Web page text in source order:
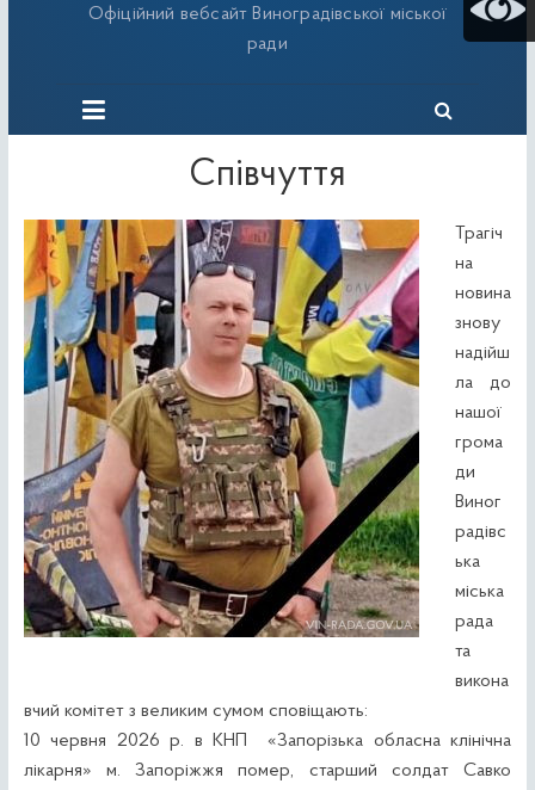
Офіційний вебсайт Виноградівської міської
ради
Співчуття
Трагіч
на
новина
знову
надійш
ла до
нашої
грома
ди
Виног
радівс
ька
міська
рада
та
викона
вчий комітет з великим сумом сповіщають:
10 червня 2026 р. в КНП «Запорізька обласна клінічна
лікарня» м. Запоріжжя помер, старший солдат Савко